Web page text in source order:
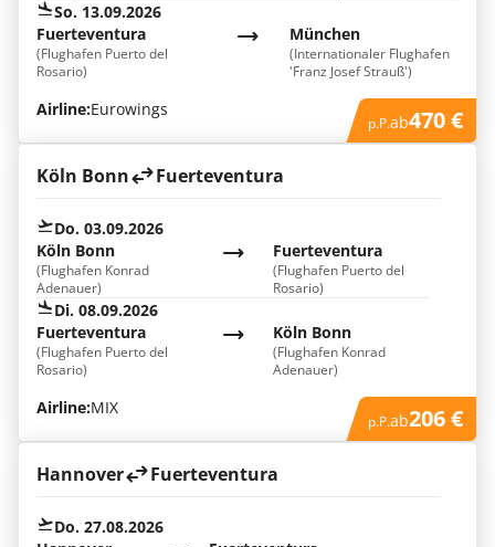
So. 13.09.2026
München
(Internationaler Flughafen
'Franz Josef Strauß')
Fuerteventura
(Flughafen Puerto del
Rosario)
Airline:Eurowings
p.P.ab470 €
Köln Bonn Fuerteventura
Do. 03.09.2026
Köln Bonn
(Flughafen Konrad
Adenauer)
Fuerteventura
(Flughafen Puerto del
Rosario)
Di. 08.09.2026
Köln Bonn
(Flughafen Konrad
Adenauer)
Fuerteventura
(Flughafen Puerto del
Rosario)
Airline:MIX
p.P.ab206 €
Hannover Fuerteventura
Do. 27.08.2026